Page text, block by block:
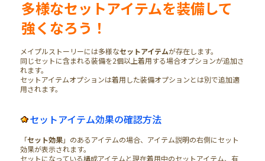
多様なセットアイテムを装備して
強くなろう！
メイプルストーリーには多様なセットアイテムが存在します。
同じセットに含まれる装備を2個以上着用する場合オプションが追加さ
れます。
セットアイテムオプションは着用した装備オプションとは別で追加適
用されます。
セットアイテム効果の確認方法
「セット効果」のあるアイテムの場合、アイテム説明の右側にセット
効果が表示されます。
セットになっている構成アイテムと現在着用中のセットアイテム、有